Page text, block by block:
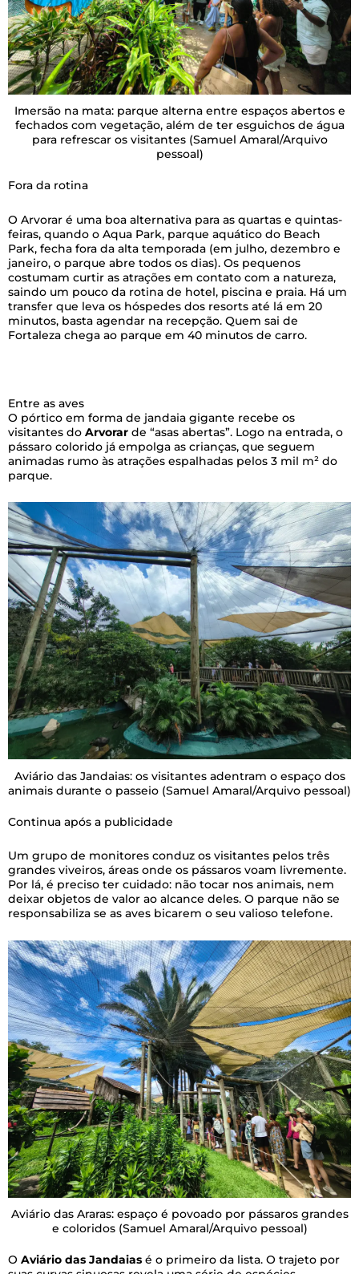
Imersão na mata: parque alterna entre espaços abertos e
fechados com vegetação, além de ter esguichos de água
para refrescar os visitantes (Samuel Amaral/Arquivo
pessoal)
Fora da rotina
O Arvorar é uma boa alternativa para as quartas e quintas-
feiras, quando o Aqua Park, parque aquático do Beach
Park, fecha fora da alta temporada (em julho, dezembro e
janeiro, o parque abre todos os dias). Os pequenos
costumam curtir as atrações em contato com a natureza,
saindo um pouco da rotina de hotel, piscina e praia. Há um
transfer que leva os hóspedes dos resorts até lá em 20
minutos, basta agendar na recepção. Quem sai de
Fortaleza chega ao parque em 40 minutos de carro.
Entre as aves
O pórtico em forma de jandaia gigante recebe os
visitantes do Arvorar de “asas abertas”. Logo na entrada, o
pássaro colorido já empolga as crianças, que seguem
animadas rumo às atrações espalhadas pelos 3 mil m² do
parque.
Aviário das Jandaias: os visitantes adentram o espaço dos
animais durante o passeio (Samuel Amaral/Arquivo pessoal)
Continua após a publicidade
Um grupo de monitores conduz os visitantes pelos três
grandes viveiros, áreas onde os pássaros voam livremente.
Por lá, é preciso ter cuidado: não tocar nos animais, nem
deixar objetos de valor ao alcance deles. O parque não se
responsabiliza se as aves bicarem o seu valioso telefone.
Aviário das Araras: espaço é povoado por pássaros grandes
e coloridos (Samuel Amaral/Arquivo pessoal)
O Aviário das Jandaias é o primeiro da lista. O trajeto por